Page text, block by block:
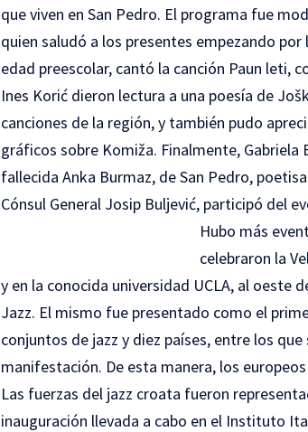
que viven en San Pedro. El programa fue
quien saludó a los presentes empezando
edad preescolar, cantó la canción Paun leti,
Ines Korić dieron lectura a una poesía de
canciones de la región, y también pudo
gráficos sobre Komiža. Finalmente, Gabriela
fallecida Anka Burmaz, de San Pedro,
Cónsul General Josip Buljević, participó del
Hubo más
celebraron la
y en la conocida universidad UCLA, al oeste
Jazz. El mismo fue presentado como el
conjuntos de jazz y diez países, entre los
manifestación. De esta manera, los
Las fuerzas del jazz croata fueron
inauguración llevada a cabo en el Instituto